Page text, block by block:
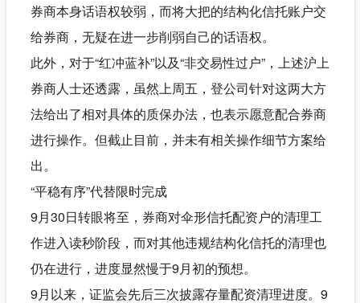
券商本身话语权较弱，而将大把的结构化信托账户交
给券商，无疑在进一步削弱自己的话语权。
此外，对于“红冲蓝补”以及“非交易性过户”，上述沪上
券商人士还透露，虽然上周五，登公司针对这两大方
法给出了相对具体的质保办法，也表示愿意配合券商
进行操作。但截止目前，并未有相关操作细节方案给
出。
“平稳有序”代替限时完成
9月30日转眼将至，券商对伞形信托配资户的清理工
作进入读秒阶段，而对其他违规结构化信托的清理也
仍在进行，进度显然慢于9月初的预想。
9月以来，证监会先后三次披露存量配资清理进度。9